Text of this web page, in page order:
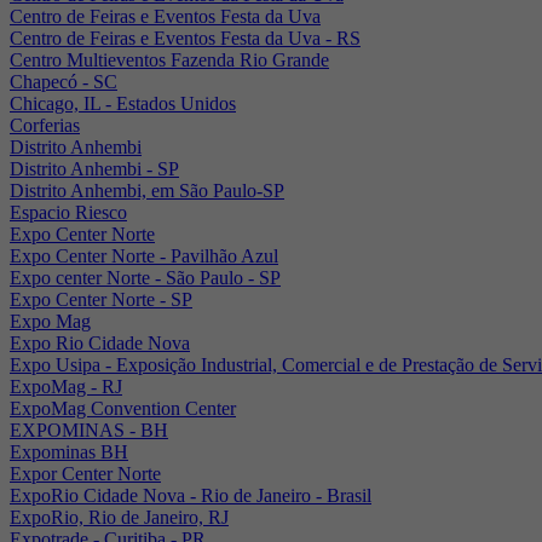
Centro de Feiras e Eventos Festa da Uva
Centro de Feiras e Eventos Festa da Uva - RS
Centro Multieventos Fazenda Rio Grande
Chapecó - SC
Chicago, IL - Estados Unidos
Corferias
Distrito Anhembi
Distrito Anhembi - SP
Distrito Anhembi, em São Paulo-SP
Espacio Riesco
Expo Center Norte
Expo Center Norte - Pavilhão Azul
Expo center Norte - São Paulo - SP
Expo Center Norte - SP
Expo Mag
Expo Rio Cidade Nova
Expo Usipa - Exposição Industrial, Comercial e de Prestação de
ExpoMag - RJ
ExpoMag Convention Center
EXPOMINAS - BH
Expominas BH
Expor Center Norte
ExpoRio Cidade Nova - Rio de Janeiro - Brasil
ExpoRio, Rio de Janeiro, RJ